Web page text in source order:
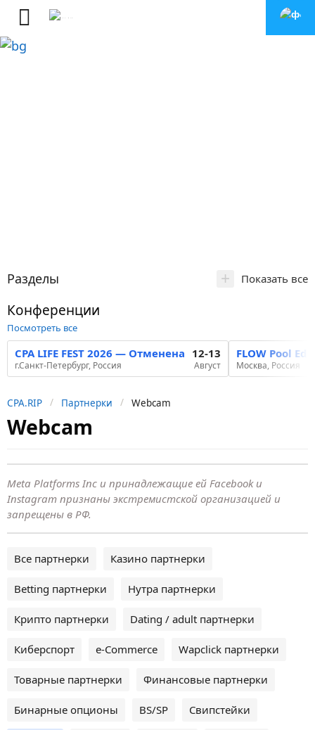
Разделы + Показать все
Конференции
Посмотреть все
CPA LIFE FEST 2026 — Отменена
г.Санкт-Петербург, Россия
12-13
Август
FLOW Pool
Москва, Россия
CPA.RIP Партнерки Webcam
Webcam
Meta Platforms Inc и принадлежащие ей Facebook и
Instagram признаны экстремистской организацией и
запрещены в РФ.
Все партнерки Казино партнерки
Betting партнерки Нутра партнерки
Крипто партнерки Dating / adult партнерки
Киберспорт e-Commerce Wapclick партнерки
Товарные партнерки Финансовые партнерки
Бинарные опционы BS/SP Свипстейки